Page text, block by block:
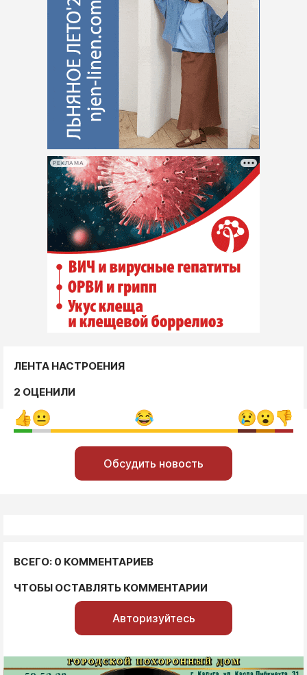
РЕКЛАМА
ЛЕНТА НАСТРОЕНИЯ
2 ОЦЕНИЛИ
Обсудить новость
ВСЕГО: 0 КОММЕНТАРИЕВ
ЧТОБЫ ОСТАВЛЯТЬ КОММЕНТАРИИ
Авторизуйтесь